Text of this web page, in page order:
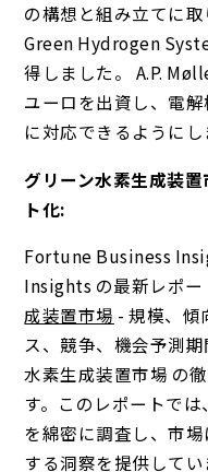
の構想と組み立てに
Green Hydrogen
得しました。 A.P.
ユーロを出資し、電
に対応できるようにし
グリーン水素生成装
ト化:
Fortune Business
Insights の最新レポー
成装置市場 - 規模、傾
ス、競争、機会予測
水素生成装置市場 の
す。このレポートで
を綿密に調査し、市
する洞察を提供して